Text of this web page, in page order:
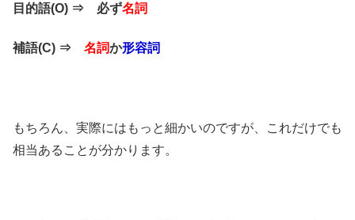
目的語(O) ⇒ 必ず名詞
補語(C) ⇒ 名詞か形容詞
もちろん、実際にはもっと細かいのですが、これだけでも
相当あることが分かります。